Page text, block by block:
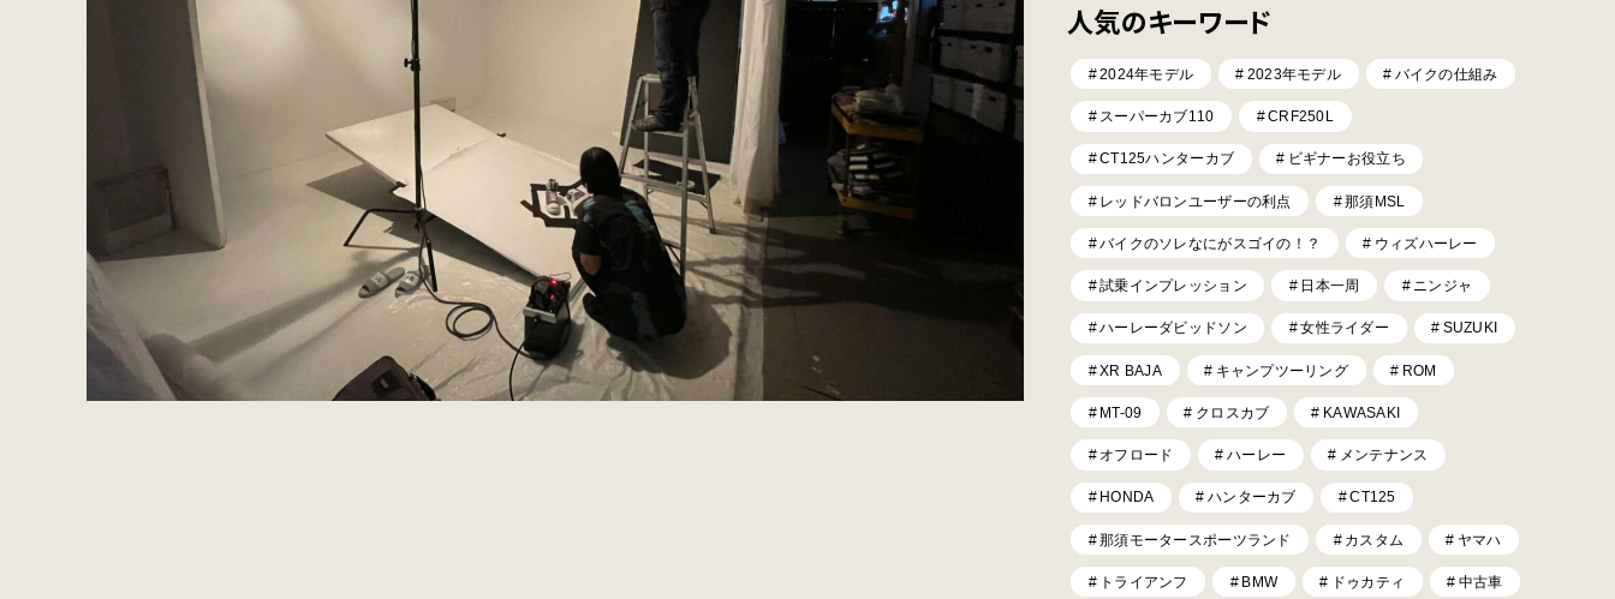
人気のキーワード
2024年モデル 2023年モデル バイクの仕組み
スーパーカブ110 CRF250L
CT125ハンターカブ ビギナーお役立ち
レッドバロンユーザーの利点 那須MSL
バイクのソレなにがスゴイの！？ ウィズハーレー
試乗インプレッション 日本一周 ニンジャ
ハーレーダビッドソン 女性ライダー SUZUKI
XR BAJA キャンプツーリング ROM
MT-09 クロスカブ KAWASAKI
オフロード ハーレー メンテナンス
HONDA ハンターカブ CT125
那須モータースポーツランド カスタム ヤマハ
トライアンフ BMW ドゥカティ 中古車